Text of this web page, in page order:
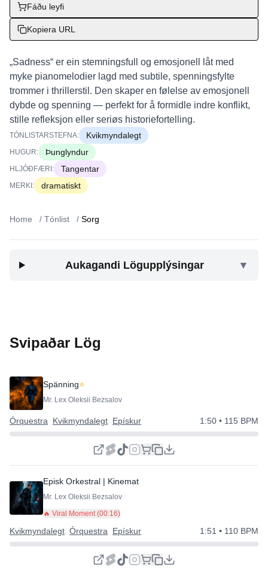
Fáðu leyfi
Kopiera URL
„Sadness“ er ein stemningsfull og emosjonell låt med
myke pianomelodier lagd med subtile, spenningsfylte
trommer i thrillerstil. Den skaper en følelse av emosjonell
dybde og spenning — perfekt for å formidle indre konflikt,
stille refleksjon eller seriøs historiefortelling.
TÓNLISTARSTEFNA: Kvikmyndalegt
HUGUR: Þunglyndur
HLJÓÐFÆRI: Tangentar
MERKI: dramatiskt
Home / Tónlist / Sorg
Aukagandi Lögupplýsingar ▼
Svipaðar Lög
Spänning⭐
Mr. Lex Oleksii Bezsalov
Órquestra Kvikmyndalegt Epískur 1:50 • 115 BPM
Episk Orkestral | Kinematisk Spenning | Dramatisk
Mr. Lex Oleksii Bezsalov
🔥 Viral Moment (00:16)
Kvikmyndalegt Órquestra Epískur 1:51 • 110 BPM